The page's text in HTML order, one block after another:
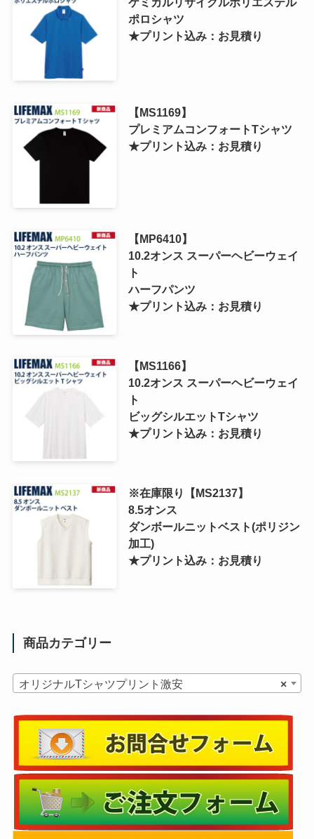
ポロシャツ
★プリント込み：お見積り
【MS1169】
プレミアムコンフォートTシャツ
★プリント込み：お見積り
【MP6410】
10.2オンス スーパーヘビーウェイ
ト
ハーフパンツ
★プリント込み：お見積り
【MS1166】
10.2オンス スーパーヘビーウェイ
ト
ビッグシルエットTシャツ
★プリント込み：お見積り
※在庫限り【MS2137】
8.5オンス
ダンボールニットベスト(ポリジン
加工)
★プリント込み：お見積り
商品カテゴリー
×
オリジナルTシャツプリント激安